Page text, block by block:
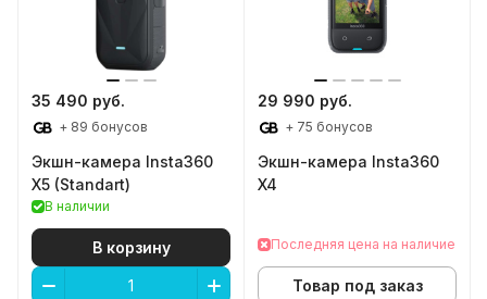
35 490 руб.
+ 89 бонусов
Экшн-камера Insta360
X5 (Standart)
В наличии
В корзину
29 990 руб.
+ 75 бонусов
Экшн-камера Insta360
X4
Последняя цена на наличие
Товар под заказ